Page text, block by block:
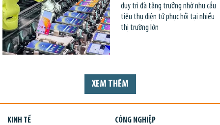
duy trì đà tăng trưởng nhờ nhu cầu
tiêu thụ điện tử phục hồi tại nhiều
thị trường lớn
XEM THÊM
KINH TẾ CÔNG NGHIỆP